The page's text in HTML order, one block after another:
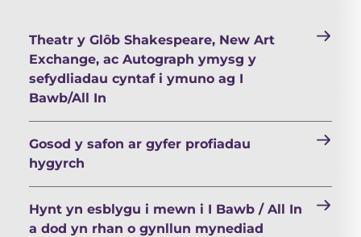
Theatr y Glôb Shakespeare, New Art
Exchange, ac Autograph ymysg y
sefydliadau cyntaf i ymuno ag I
Bawb/All In
Gosod y safon ar gyfer profiadau
hygyrch
Hynt yn esblygu i mewn i I Bawb / All In
a dod yn rhan o gynllun mynediad